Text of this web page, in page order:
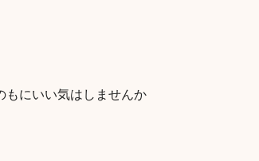
もにいい気はしませんか